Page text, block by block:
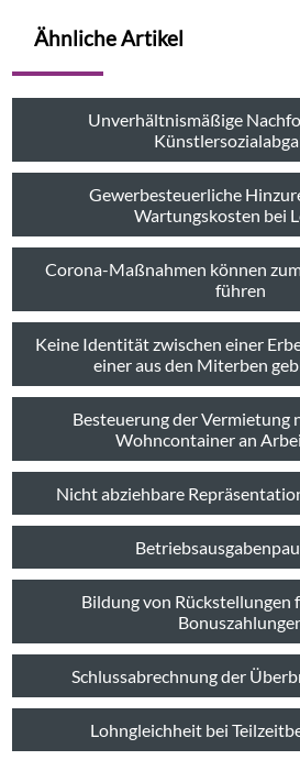
Ähnliche Artikel
Unverhältnismäßige
Gewerbesteuerliche
Wartungskosten bei
Corona-Maßnahmen können
führen
Keine Identität zwischen einer
einer aus den Miterben
Besteuerung der Vermietung
Wohncontainer an
Nicht abziehbare
Bildung von Rückstellungen
Schlussabrechnung der
Lohngleichheit bei